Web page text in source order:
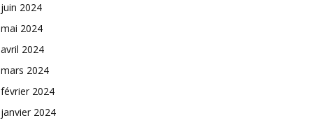
juin 2024
mai 2024
avril 2024
mars 2024
février 2024
janvier 2024